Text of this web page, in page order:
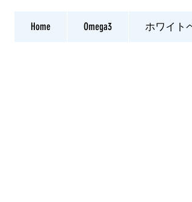
Home Omega3 ホワイト